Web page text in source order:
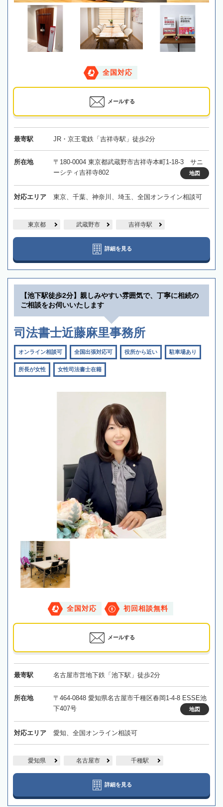
全国対応
メールする
最寄駅 JR・京王電鉄「吉祥寺駅」徒歩2分
所在地
〒180-0004 東京都武蔵野市吉祥寺本町1-18-3 サニ
ーシティ吉祥寺802
地図
対応エリア 東京、千葉、神奈川、埼玉、全国オンライン相談可
東京都 武蔵野市 吉祥寺駅
詳細を見る
【池下駅徒歩2分】親しみやすい雰囲気で、丁寧に相続の
ご相談をお伺いいたします
司法書士近藤麻里事務所
オンライン相談可 全国出張対応可 役所から近い 駐車場あり
所長が女性 女性司法書士在籍
全国対応 初回相談無料
メールする
最寄駅 名古屋市営地下鉄「池下駅」徒歩2分
所在地
〒464-0848 愛知県名古屋市千種区春岡1-4-8 ESSE池
下407号
地図
対応エリア 愛知、全国オンライン相談可
愛知県 名古屋市 千種駅
詳細を見る